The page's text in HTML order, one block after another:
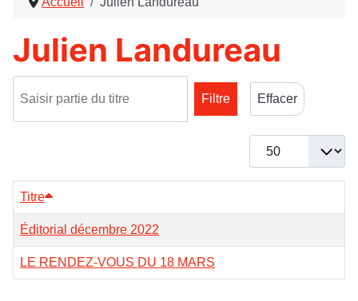
Julien Landureau
Filtre
Effacer
Afficher #
Titre
Éditorial décembre 2022
LE RENDEZ-VOUS DU 18 MARS